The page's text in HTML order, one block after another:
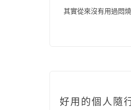
其實從來沒有用過悶
好用的個人隨